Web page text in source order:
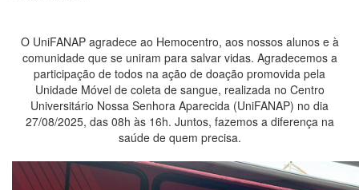
O UniFANAP agradece ao Hemocentro, aos nossos alunos e à
comunidade que se uniram para salvar vidas. Agradecemos a
participação de todos na ação de doação promovida pela
Unidade Móvel de coleta de sangue, realizada no Centro
Universitário Nossa Senhora Aparecida (UniFANAP) no dia
27/08/2025, das 08h às 16h. Juntos, fazemos a diferença na
saúde de quem precisa.